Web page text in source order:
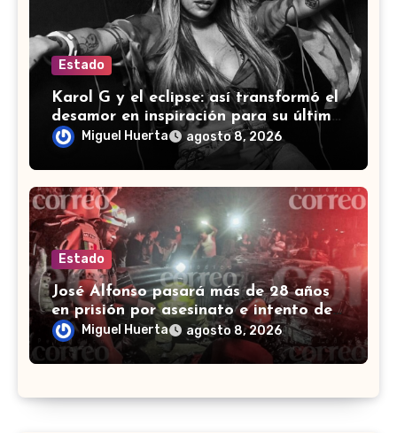
Estado
Karol G y el eclipse: así transformó el
desamor en inspiración para su último
álbumMiguel Huerta agosto 8, 2026
Estado
José Alfonso pasará más de 28 años
en prisión por asesinato e intento de
homicidio en Irapuato
Miguel Huerta agosto 8, 2026